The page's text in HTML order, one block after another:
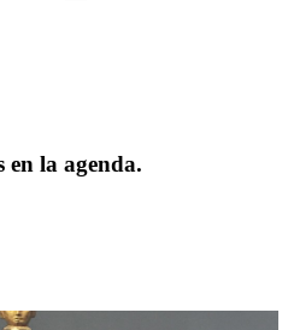
en la agenda.